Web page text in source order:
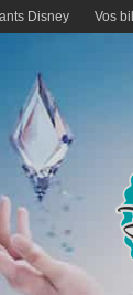
Disney Vos